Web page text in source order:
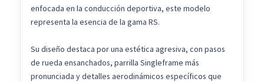
enfocada en la conducción deportiva, este modelo
representa la esencia de la gama RS.
Su diseño destaca por una estética agresiva, con pasos
de rueda ensanchados, parrilla Singleframe más
pronunciada y detalles aerodinámicos específicos que